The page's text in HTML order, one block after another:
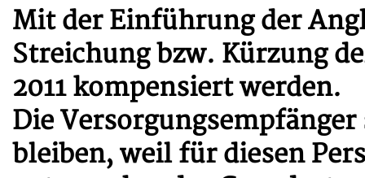
Mit der Einführung der
Streichung bzw. Kürzung
2011 kompensiert werden.
Die
bleiben, weil für diesen